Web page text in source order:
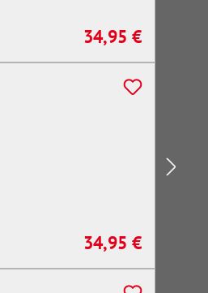
Regulärer Preis:
34,95 €
Regulärer Preis:
34,95 €